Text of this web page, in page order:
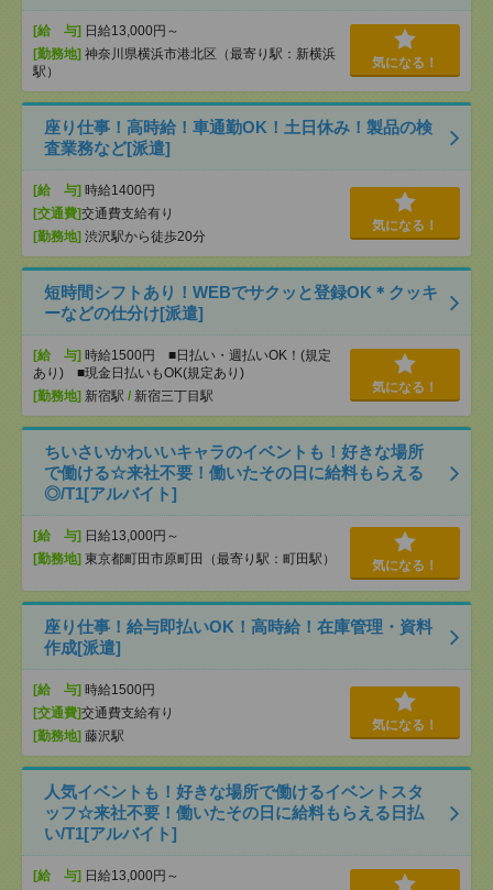
[給 与] 日給13,000円～
[勤務地] 神奈川県横浜市港北区（最寄り駅：新横浜
駅）
気になる！
座り仕事！高時給！車通勤OK！土日休み！製品の検
査業務など[派遣]
[給 与] 時給1400円
[交通費]交通費支給有り
[勤務地] 渋沢駅から徒歩20分
気になる！
短時間シフトあり！WEBでサクッと登録OK＊クッキ
ーなどの仕分け[派遣]
[給 与] 時給1500円 ■日払い・週払いOK！(規定
あり) ■現金日払いもOK(規定あり)
[勤務地] 新宿駅 / 新宿三丁目駅
気になる！
ちいさいかわいいキャラのイベントも！好きな場所
で働ける☆来社不要！働いたその日に給料もらえる
◎/T1[アルバイト]
[給 与] 日給13,000円～
[勤務地] 東京都町田市原町田（最寄り駅：町田駅） 気になる！
座り仕事！給与即払いOK！高時給！在庫管理・資料
作成[派遣]
[給 与] 時給1500円
[交通費]交通費支給有り
[勤務地] 藤沢駅
気になる！
人気イベントも！好きな場所で働けるイベントスタ
ッフ☆来社不要！働いたその日に給料もらえる日払
い/T1[アルバイト]
[給 与] 日給13,000円～